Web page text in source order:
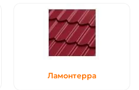
Ламонтерра